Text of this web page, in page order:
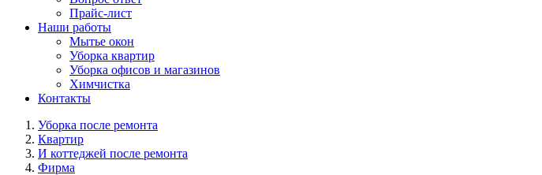
Прайс-лист
Наши работы
Мытье окон
Уборка квартир
Уборка офисов и магазинов
Химчистка
Контакты
Уборка после ремонта
Квартир
И коттеджей после ремонта
Фирма